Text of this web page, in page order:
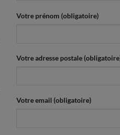
Votre prénom (obligatoire)
Votre adresse postale
Votre email (obligatoire)